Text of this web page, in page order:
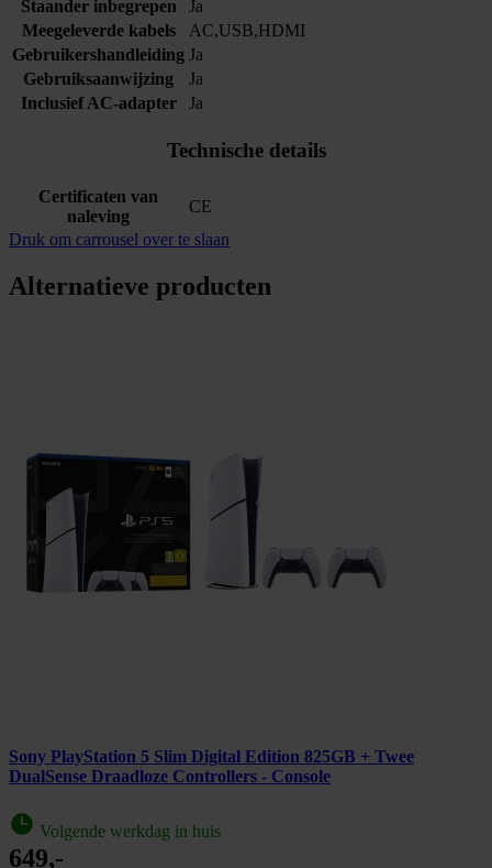
Staander inbegrepen
Ja
Meegeleverde kabels
AC,USB,HDMI
Gebruikershandleiding Ja
Gebruiksaanwijzing
Ja
Inclusief AC-adapter
Ja
Technische details
Certificaten van
naleving
CE
Druk om carrousel over te slaan
Alternatieve producten
Sony PlayStation 5 Slim Digital Edition 825GB + Twee
DualSense Draadloze Controllers - Console
Volgende werkdag in huis
649,-